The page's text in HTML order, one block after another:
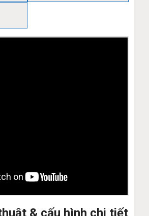
& cấu hình chi tiết